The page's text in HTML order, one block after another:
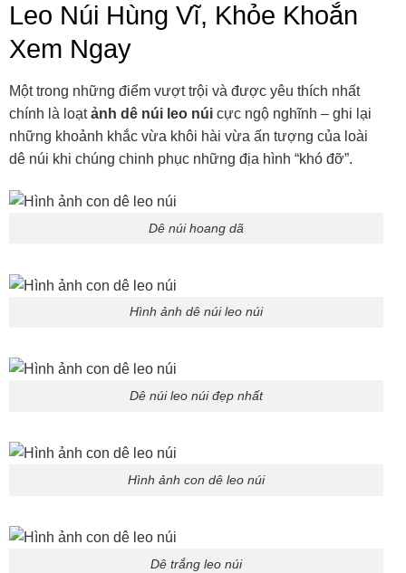
Leo Núi Hùng Vĩ, Khỏe Khoắn
Xem Ngay
Một trong những điểm vượt trội và được yêu thích nhất
chính là loạtảnh dê núi leo núi cực ngộ nghĩnh – ghi lại
những khoảnh khắc vừa khôi hài vừa ấn tượng của loài
dê núi khi chúng chinh phục những địa hình “khó đỡ”.
Dê núi hoang dã
Hình ảnh dê núi leo núi
Dê núi leo núi đẹp nhất
Hình ảnh con dê leo núi
Dê trắng leo núi